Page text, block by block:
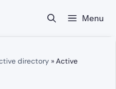
Menu
directory»Active